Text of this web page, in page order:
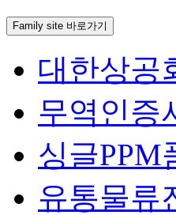
Family site 바로가기
대한상공
무역인증
싱글PPM
유통물류